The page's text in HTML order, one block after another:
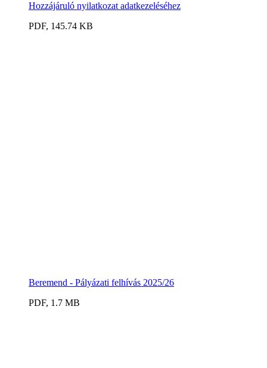
Hozzájáruló nyilatkozat adatkezeléséhez
PDF, 145.74 KB
Beremend - Pályázati felhívás 2025/26
PDF, 1.7 MB